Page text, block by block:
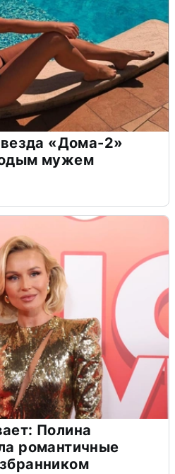
«Дома-2»
мужем
Полина
романтичные